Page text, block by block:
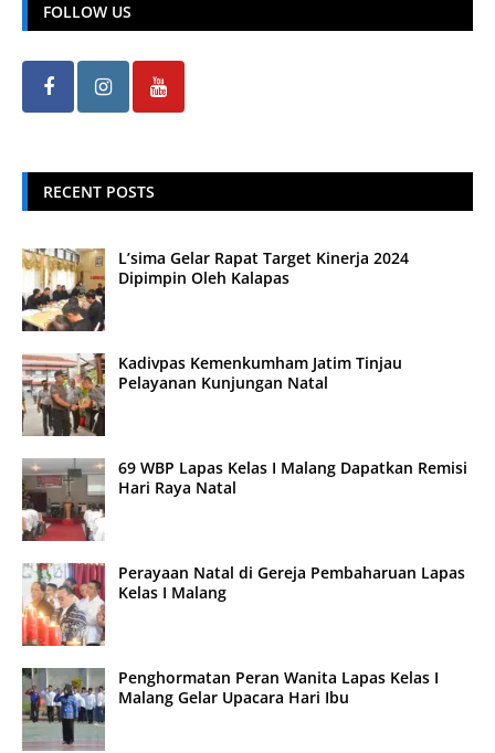
FOLLOW US
RECENT POSTS
L’sima Gelar Rapat Target Kinerja 2024
Dipimpin Oleh Kalapas
Kadivpas Kemenkumham Jatim Tinjau
Pelayanan Kunjungan Natal
69 WBP Lapas Kelas I Malang Dapatkan Remisi
Hari Raya Natal
Perayaan Natal di Gereja Pembaharuan Lapas
Kelas I Malang
Penghormatan Peran Wanita Lapas Kelas I
Malang Gelar Upacara Hari Ibu